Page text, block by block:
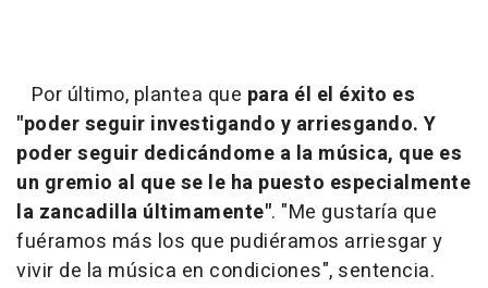
Por último, plantea que para él el éxito es
"poder seguir investigando y arriesgando. Y
poder seguir dedicándome a la música, que es
un gremio al que se le ha puesto especialmente
la zancadilla últimamente". "Me gustaría que
fuéramos más los que pudiéramos arriesgar y
vivir de la música en condiciones", sentencia.